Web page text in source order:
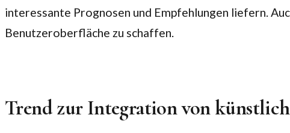
interessante Prognosen und Empfehlungen liefern.
Benutzeroberfläche zu schaffen.
Trend zur Integration von